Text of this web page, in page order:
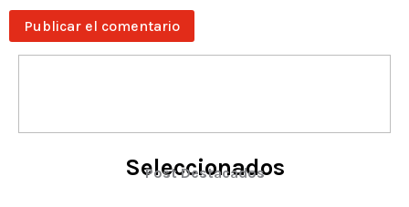
Seleccionados
Post Destacados